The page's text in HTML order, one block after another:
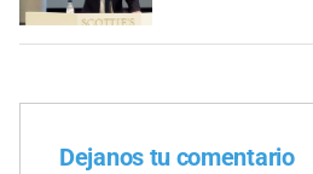
Dejanos tu comentario